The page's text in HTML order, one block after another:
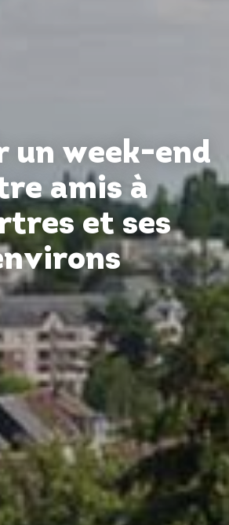
un week-end
amis à
et ses